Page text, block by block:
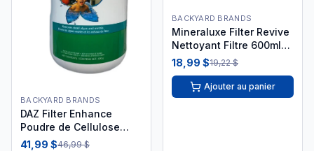
BACKYARD BRANDS
DAZ Filter Enhance
Poudre de Cellulose
600g - DAZ05019
41,99 $46,99 $
BACKYARD BRANDS
Mineraluxe Filter Revive
Nettoyant Filtre 600ml
DML09536
18,99 $19,22 $
Ajouter au panier